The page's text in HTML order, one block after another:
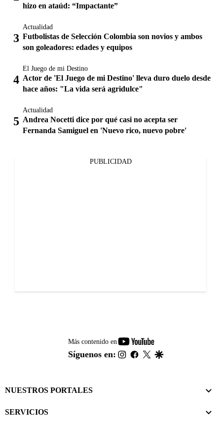
hizo en ataúd: “Impactante”
Actualidad
Futbolistas de Selección Colombia son novios y ambos
son goleadores: edades y equipos
El Juego de mi Destino
Actor de 'El Juego de mi Destino' lleva duro duelo desde
hace años: "La vida será agridulce"
Actualidad
Andrea Nocetti dice por qué casi no acepta ser
Fernanda Samiguel en 'Nuevo rico, nuevo pobre'
PUBLICIDAD
Más contenido en
youtube-
footer
Síguenos en: instagram
facebook
twitter
NUESTROS PORTALES
SERVICIOS